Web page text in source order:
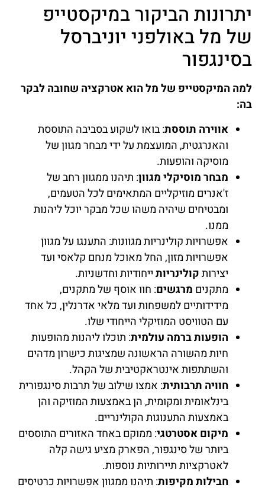
יתרונות הביקור במיקסטייפ
של מל באולפני יוניברסל
בסינגפור
למה המיקסטייפ של מל הוא אטרקציה שחובה לבקר
בה:
אווירה תוססת: בואו לשקוע בסביבה התוססת
והאנרגטית, המועצמת על ידי מבחר מגוון של
מוסיקה והופעות.
מבחר מוסיקלי מגוון: תיהנו ממגוון רחב של
ז'אנרים מוזיקליים המתאימים לכל הטעמים,
ומבטיחים שיהיה משהו שכל מבקר יוכל ליהנות
ממנו.
אפשרויות קולינריות מגוונות: התענגו על מגוון
אפשרויות מזון, החל מאוכל מנחם קלאסי ועד
יצירותקולינריותייחודיות וחדשניות.
מתקנים מרגשים: חוו אוסף של מתקנים,
מידידותיים למשפחות ועד מלאי אדרנלין, כל אחד
עם הטוויסט המוזיקלי הייחודי שלו.
הופעות ברמה עולמית: תוכלו ליהנות מהופעות
חיות מהשורה הראשונה שמציגות כישרון מדהים
והשתתפות אינטראקטיבית של הקהל.
חוויה תרבותית: אמצו שילוב של תרבות סינגפורית
בינלאומית ומקומית, הן באמצעות המוזיקה והן
באמצעות התענוגות הקולינריים.
מיקום אסטרטגי: ממוקם באחד האזורים התוססים
ביותר של סינגפור, הפארק מציע גישה קלה
לאטרקציות תיירותיות נוספות.
חבילות מקיפות: תיהנו ממגוון אפשרויות כרטיסים